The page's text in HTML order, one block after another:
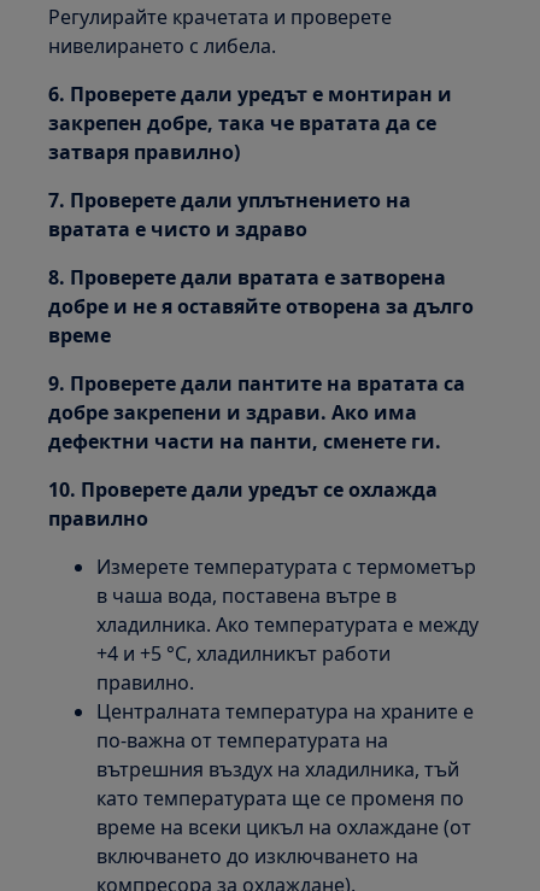
Регулирайте крачетата и проверете
нивелирането с либела.
6. Проверете дали уредът е монтиран и
закрепен добре, така че вратата да се
затваря правилно)
7. Проверете дали уплътнението на
вратата е чисто и здраво
8. Проверете дали вратата е затворена
добре и не я оставяйте отворена за дълго
време
9. Проверете дали пантите на вратата са
добре закрепени и здрави. Ако има
дефектни части на панти, сменете ги.
10. Проверете дали уредът се охлажда
правилно
Измерете температурата с термометър
в чаша вода, поставена вътре в
хладилника. Ако температурата е между
+4 и +5 °C, хладилникът работи
правилно.
Централната температура на храните е
по-важна от температурата на
вътрешния въздух на хладилника, тъй
като температурата ще се променя по
време на всеки цикъл на охлаждане (от
включването до изключването на
компресора за охлаждане).